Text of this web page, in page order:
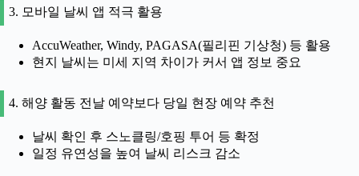
3. 모바일 날씨 앱 적극 활용
AccuWeather, Windy, PAGASA(필리핀 기상청) 등 활용
현지 날씨는 미세 지역 차이가 커서 앱 정보 중요
4. 해양 활동 전날 예약보다 당일 현장 예약 추천
날씨 확인 후 스노클링/호핑 투어 등 확정
일정 유연성을 높여 날씨 리스크 감소